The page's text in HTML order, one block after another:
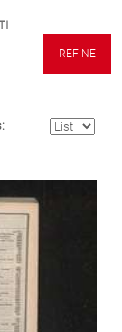
REFINE